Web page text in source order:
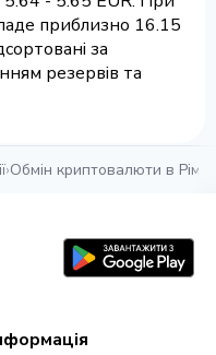
приблизно 16.15
за
резервів та
›Обмін криптовалюти в Ріміні